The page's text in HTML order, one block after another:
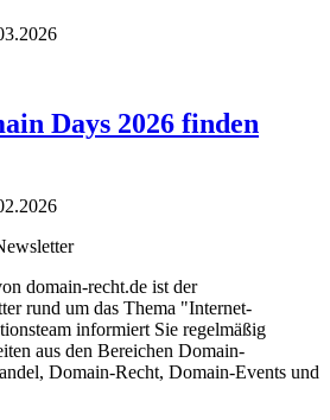
Days 2026 finden
domain-recht.de ist der
rund um das Thema "Internet-
informiert Sie regelmäßig
aus den Bereichen Domain-
Domain-Recht, Domain-Events und